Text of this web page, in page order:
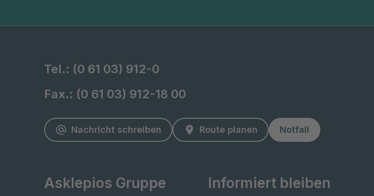
Tel.: (0 61 03) 912-0
Fax.: (0 61 03) 912-18 00
Nachricht schreiben Route planen Notfall
Asklepios Gruppe Informiert bleiben